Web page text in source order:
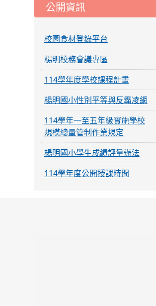
公開資訊
校園食材登錄平台
楊明校務會議專區
114學年度學校課程計畫
楊明國小性別平等與反霸凌網
114學年一至五年級實施學校
規模總量管制作業規定
楊明國小學生成績評量辦法
114學年度公開授課時間